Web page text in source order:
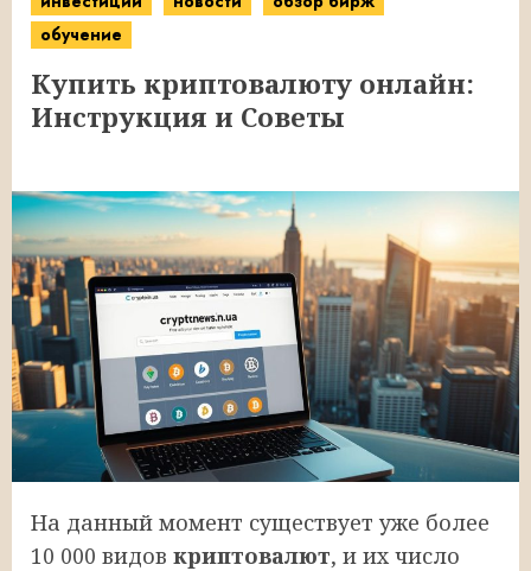
обучение
Купить криптовалюту онлайн:
Инструкция и Советы
На данный момент существует уже более
10 000 видов криптовалют, и их число